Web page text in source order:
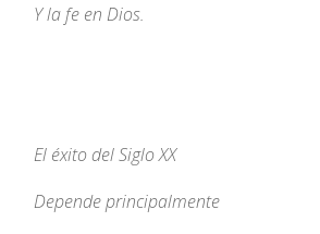
Y la fe en Dios.
El éxito del Siglo XX
Depende principalmente